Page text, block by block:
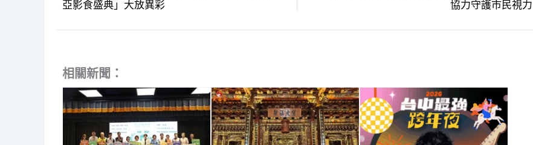
亞影食盛典」大放異彩
協力守護市民視力
相關新聞：